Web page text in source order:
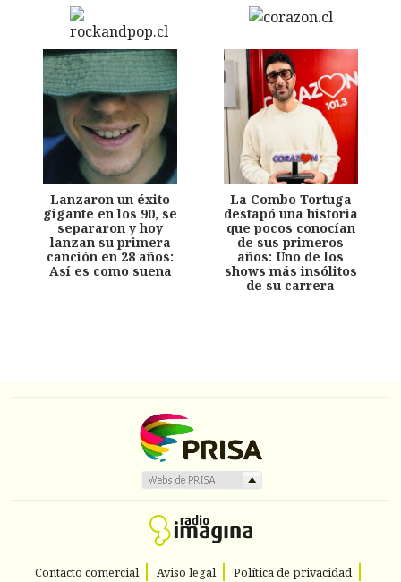
Lanzaron un éxito
gigante en los 90, se
separaron y hoy
lanzan su primera
canción en 28 años:
Así es como suena
La Combo Tortuga
destapó una historia
que pocos conocían
de sus primeros
años: Uno de los
shows más insólitos
de su carrera
Contacto comercial Aviso legal Política de privacidad